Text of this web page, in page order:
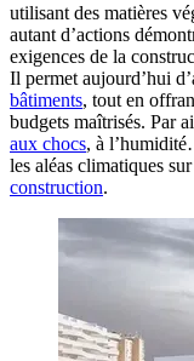
utilisant des matières
autant d’actions
exigences de la
Il permet aujourd’hui
bâtiments, tout en
budgets maîtrisés. Par
aux chocs, à
les aléas climatiques
construction.